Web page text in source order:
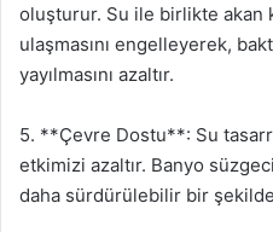
oluşturur. Su ile birlikte
ulaşmasını engelleyerek,
yayılmasını azaltır.
5. **Çevre Dostu**: Su
etkimizi azaltır. Banyo
daha sürdürülebilir bir